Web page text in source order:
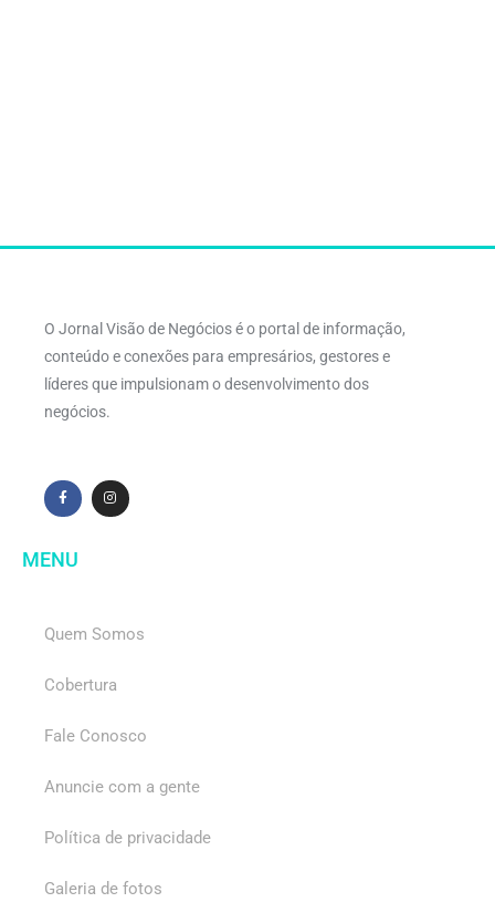
O Jornal Visão de Negócios é o portal de informação,
conteúdo e conexões para empresários, gestores e
líderes que impulsionam o desenvolvimento dos
negócios.
MENU
Quem Somos
Cobertura
Fale Conosco
Anuncie com a gente
Política de privacidade
Galeria de fotos